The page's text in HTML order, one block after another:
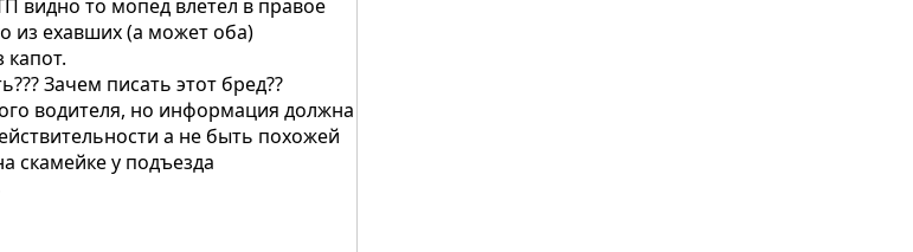
видно то мопед влетел в правое
из ехавших (а может оба)
капот.
Зачем писать этот бред??
водителя, но информация должна
а не быть похожей
скамейке у подъезда